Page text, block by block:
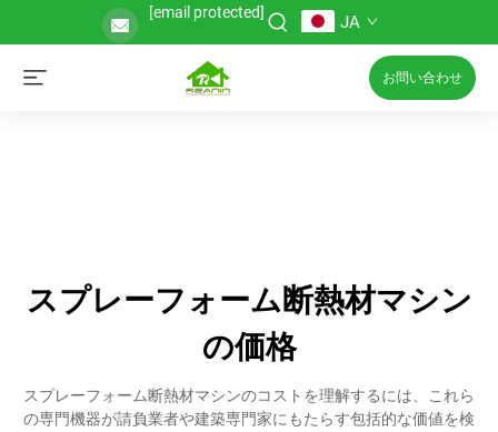
[email protected] JA
お問い合わせ
スプレーフォーム断熱材マシン
の価格
スプレーフォーム断熱材マシンのコストを理解するには、これら
の専門機器が請負業者や建築専門家にもたらす包括的な価値を検